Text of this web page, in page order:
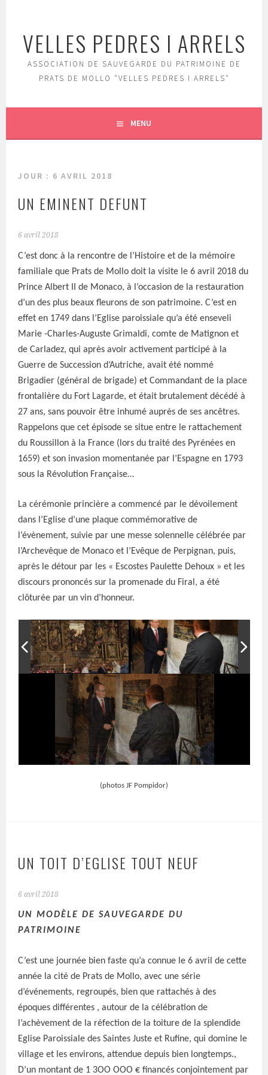
contenu
principal
VELLES PEDRES I ARRELS
ASSOCIATION DE SAUVEGARDE DU PATRIMOINE DE
PRATS DE MOLLO "VELLES PEDRES I ARRELS"
MENU
JOUR : 6 AVRIL 2018
UN EMINENT DEFUNT
6 avril 2018
C’est donc à la rencontre de l’Histoire et de la mémoire
familiale que Prats de Mollo doit la visite le 6 avril 2018 du
Prince Albert II de Monaco, à l’occasion de la restauration
d’un des plus beaux fleurons de son patrimoine. C’est en
effet en 1749 dans l’Eglise paroissiale qu’a été enseveli
Marie -Charles-Auguste Grimaldi, comte de Matignon et
de Carladez, qui après avoir activement participé à la
Guerre de Succession d’Autriche, avait été nommé
Brigadier (général de brigade) et Commandant de la place
frontalière du Fort Lagarde, et était brutalement décédé à
27 ans, sans pouvoir être inhumé auprès de ses ancêtres.
Rappelons que cet épisode se situe entre le rattachement
du Roussillon à la France (lors du traité des Pyrénées en
1659) et son invasion momentanée par l’Espagne en 1793
sous la Révolution Française…
La cérémonie princière a commencé par le dévoilement
dans l’Eglise d’une plaque commémorative de
l’évènement, suivie par une messe solennelle célébrée par
l’Archevêque de Monaco et l’Evêque de Perpignan, puis,
après le détour par les « Escostes Paulette Dehoux » et les
discours prononcés sur la promenade du Firal, a été
clôturée par un vin d’honneur.
le dévoilement de la
plaque commémorative
(photos JF Pompidor)
UN TOIT D’EGLISE TOUT NEUF
6 avril 2018
UN MODÈLE DE SAUVEGARDE DU
PATRIMOINE
C’est une journée bien faste qu’a connue le 6 avril de cette
année la cité de Prats de Mollo, avec une série
d’événements, regroupés, bien que rattachés à des
époques différentes , autour de la célébration de
l’achèvement de la réfection de la toiture de la splendide
Eglise Paroissiale des Saintes Juste et Rufine, qui domine le
village et les environs, attendue depuis bien longtemps.,
D’un montant de 1 3OO OOO € financés conjointement par